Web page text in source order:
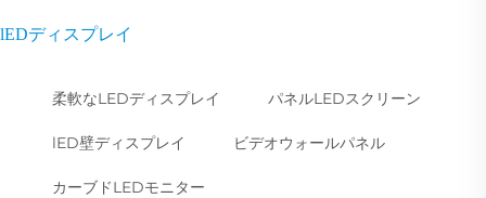
lEDディスプレイ
柔軟なLEDディスプレイ パネルLEDスクリーン
lED壁ディスプレイ ビデオウォールパネル
カーブドLEDモニター